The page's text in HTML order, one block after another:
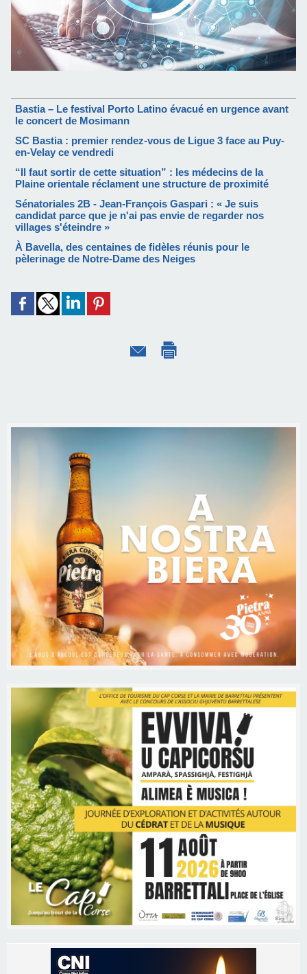
Bastia – Le festival Porto Latino évacué en urgence avant
le concert de Mosimann
SC Bastia : premier rendez-vous de Ligue 3 face au Puy-
en-Velay ce vendredi
“Il faut sortir de cette situation” : les médecins de la
Plaine orientale réclament une structure de proximité
Sénatoriales 2B - Jean-François Gaspari : « Je suis
candidat parce que je n'ai pas envie de regarder nos
villages s'éteindre »
À Bavella, des centaines de fidèles réunis pour le
pèlerinage de Notre-Dame des Neiges